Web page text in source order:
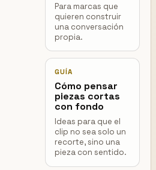
Para marcas que
quieren construir
una conversación
propia.
GUÍA
Cómo pensar
piezas cortas
con fondo
Ideas para que el
clip no sea solo un
recorte, sino una
pieza con sentido.